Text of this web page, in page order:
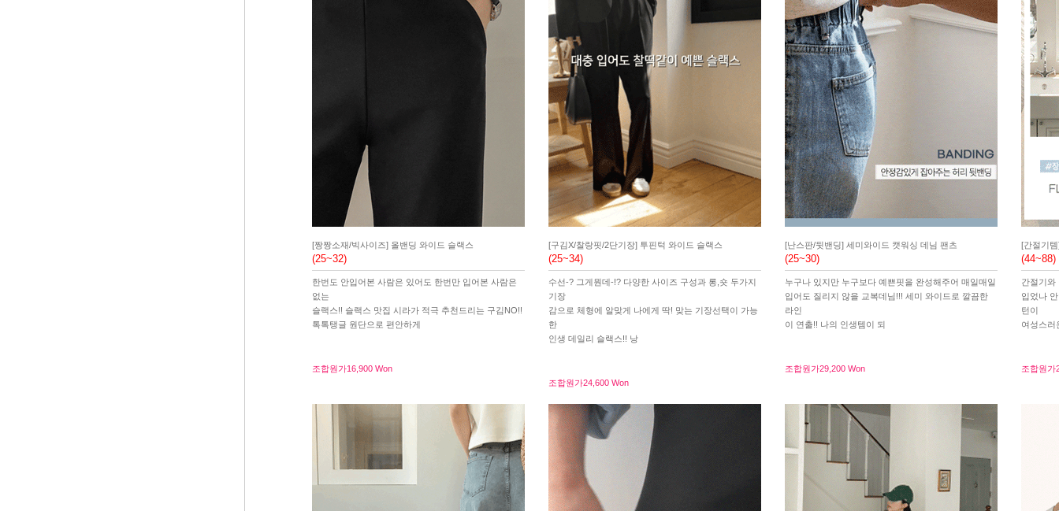
[짱짱소재/빅사이즈] 올밴딩 와이드 슬랙스
(25~32)
한번도 안입어본 사람은 있어도 한번만 입어본 사람은
없는
슬랙스!! 슬랙스 맛집 시라가 적극 추천드리는 구김NO!!
톡톡탱글 원단으로 편안하게
조합원가16,900 Won
[구김X/찰랑핏/2단기장] 투핀턱 와이드 슬랙스
(25~34)
수선-? 그게뭔데-!? 다양한 사이즈 구성과 롱,숏 두가지
기장
감으로 체형에 알맞게 나에게 딱! 맞는 기장선택이 가능
한
인생 데일리 슬랙스!! 낭
조합원가24,600 Won
[난스판/뒷밴딩] 세미와이드 캣워싱 데님 팬츠
(25~30)
누구나 있지만 누구보다 예쁜핏을 완성해주어 매일매일
입어도 질리지 않을 교복데님!!! 세미 와이드로 깔끔한
라인
이 연출!! 나의 인생템이 되
조합원가29,200 Won
[간절기
(44~88)
간절기와
입었나
턴이
여성스러
조합원가